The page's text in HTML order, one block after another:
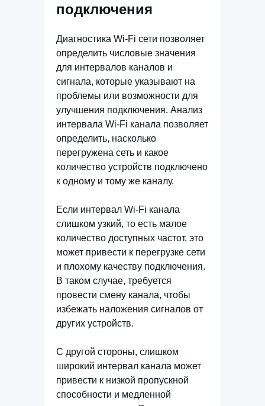
подключения
Диагностика Wi-Fi сети позволяет
определить числовые значения
для интервалов каналов и
сигнала, которые указывают на
проблемы или возможности для
улучшения подключения. Анализ
интервала Wi-Fi канала позволяет
определить, насколько
перегружена сеть и какое
количество устройств подключено
к одному и тому же каналу.
Если интервал Wi-Fi канала
слишком узкий, то есть малое
количество доступных частот, это
может привести к перегрузке сети
и плохому качеству подключения.
В таком случае, требуется
провести смену канала, чтобы
избежать наложения сигналов от
других устройств.
С другой стороны, слишком
широкий интервал канала может
привести к низкой пропускной
способности и медленной